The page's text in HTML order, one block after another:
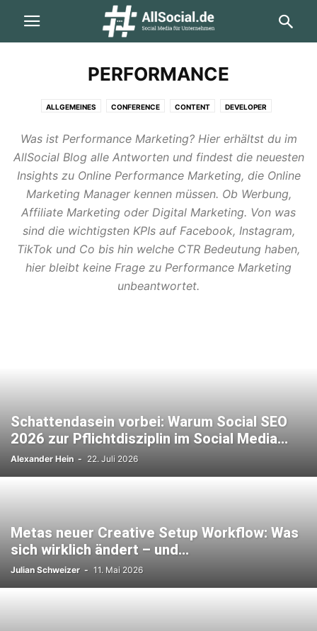
PERFORMANCE
ALLGEMEINES CONFERENCE CONTENT DEVELOPER
HIGHLIGHTS INSTAGRAM LINKEDIN METAVERSE
MOBILE MARKETING NEWS PERFORMANCE PINTEREST
PODCAST SOCIAL SKILLS SOCIAL VIDEO STRATEGIE THREADS
TIKTOK TWITTER WHATSAPP / MESSENGER ZAHLEN & FAKTEN
Was ist Performance Marketing? Hier erhältst du im
AllSocial Blog alle Antworten und findest die neuesten
Insights zu Online Performance Marketing, die Online
Marketing Manager kennen müssen. Ob Werbung,
Affiliate Marketing oder Digital Marketing. Von was
sind die wichtigsten KPIs auf Facebook, Instagram,
TikTok und Co bis hin welche CTR Bedeutung haben,
hier bleibt keine Frage zu Performance Marketing
unbeantwortet.
Schattendasein vorbei: Warum Social SEO
2026 zur Pflichtdisziplin im Social Media...
Alexander Hein - 22. Juli 2026
Metas neuer Creative Setup Workflow: Was
sich wirklich ändert – und...
Julian Schweizer - 11. Mai 2026